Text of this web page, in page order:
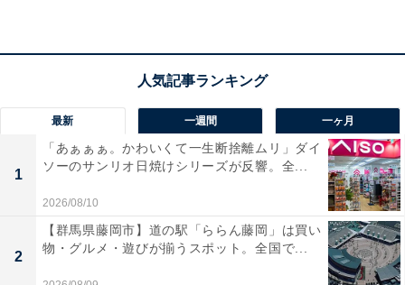
最新 一週間 一ヶ月
1
「あぁぁぁ。かわいくて一生断捨離ムリ」ダイ
ソーのサンリオ日焼けシリーズが反響。全...
2026/08/10
2
【群馬県藤岡市】道の駅「ららん藤岡」は買い
物・グルメ・遊びが揃うスポット。全国で...